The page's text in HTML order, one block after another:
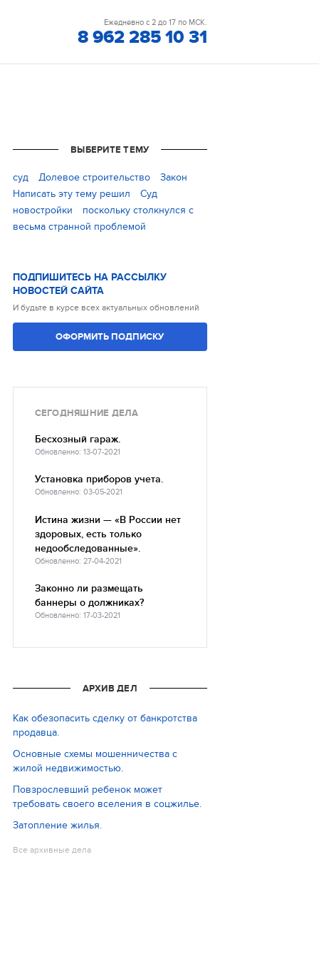
Ежедневно с 2 до 17 по МСК.
8 962 285 10 31
ВЫБЕРИТЕ ТЕМУ
cуд Долевое строительство
Закон
Написать эту тему решил
Суд
новостройки
поскольку столкнулся с
весьма странной проблемой
ПОДПИШИТЕСЬ НА РАССЫЛКУ
НОВОСТЕЙ САЙТА
И будьте в курсе всех актуальных обновлений
ОФОРМИТЬ ПОДПИСКУ
СЕГОДНЯШНИЕ ДЕЛА
Бесхозный гараж.
Обновленно: 13-07-2021
Установка приборов учета.
Обновленно: 03-05-2021
Истина жизни — «В России нет
здоровых, есть только
недообследованные».
Обновленно: 27-04-2021
Законно ли размещать
баннеры о должниках?
Обновленно: 17-03-2021
АРХИВ ДЕЛ
Как обезопасить сделку от банкротства
продавца.
Основные схемы мошенничества с
жилой недвижимостью.
Повзрослевший ребенок может
требовать своего вселения в соцжилье.
Затопление жилья.
Все архивные дела